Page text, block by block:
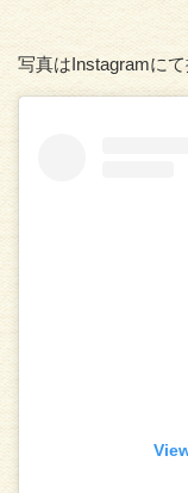
写真はInstagramに